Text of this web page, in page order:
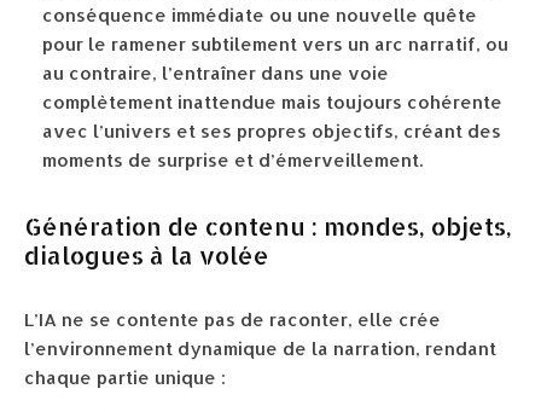
conséquence immédiate ou une nouvelle quête
pour le ramener subtilement vers un arc narratif, ou
au contraire, l’entraîner dans une voie
complètement inattendue mais toujours cohérente
avec l’univers et ses propres objectifs, créant des
moments de surprise et d’émerveillement.
Génération de contenu : mondes, objets,
dialogues à la volée
L’IA ne se contente pas de raconter, elle crée
l’environnement dynamique de la narration, rendant
chaque partie unique :